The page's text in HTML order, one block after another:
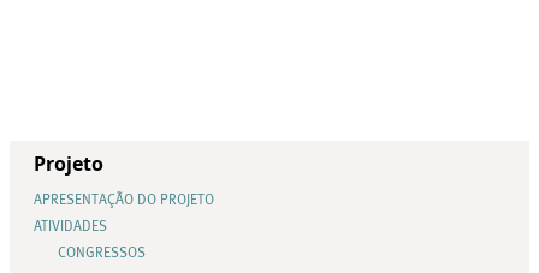
Projeto
APRESENTAÇÃO DO PROJETO
ATIVIDADES
CONGRESSOS